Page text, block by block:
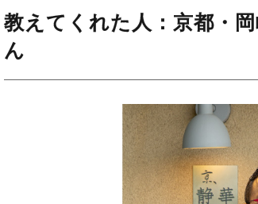
教えてくれた人：京都・
ん